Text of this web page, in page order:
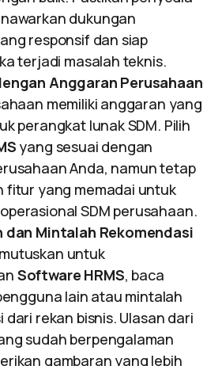
dukungan
responsif dan siap
terjadi masalah teknis.
Anggaran Perusahaan
memiliki anggaran yang
perangkat lunak SDM. Pilih
yang sesuai dengan
Anda, namun tetap
fitur yang memadai untuk
SDM perusahaan.
dan Mintalah Rekomendasi
untuk
Software HRMS, baca
lain atau mintalah
dari rekan bisnis. Ulasan dari
sudah berpengalaman
gambaran yang lebih